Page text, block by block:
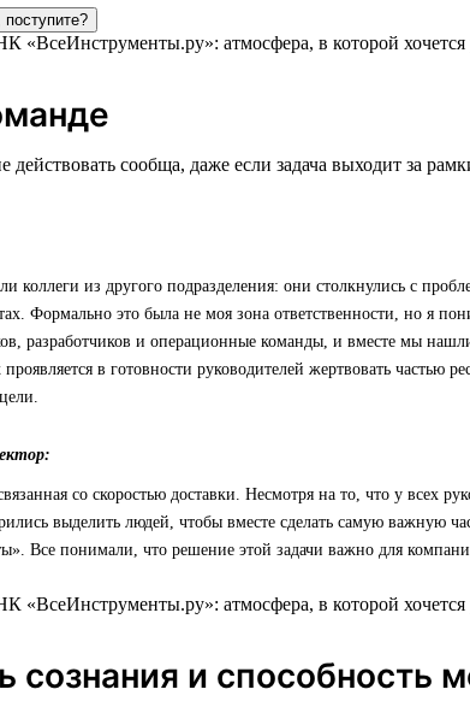
сообща, даже если задача выходит за
из другого подразделения: они столкнулись с
Формально это была не моя зона ответственности, но я
разработчиков и операционные команды, и вместе мы
в готовности руководителей жертвовать частью
со скоростью доставки. Несмотря на то, что у всех
выделить людей, чтобы вместе сделать самую важную
Все понимали, что решение этой задачи важно для
сознания и способность